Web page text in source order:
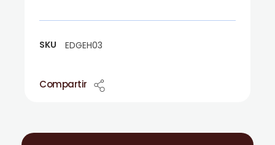
Compartir
SKU EDGEH03